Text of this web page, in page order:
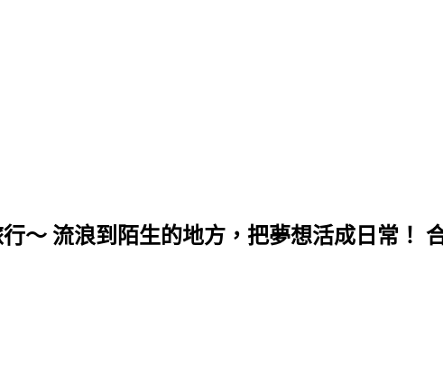
～ 流浪到陌生的地方，把夢想活成日常！